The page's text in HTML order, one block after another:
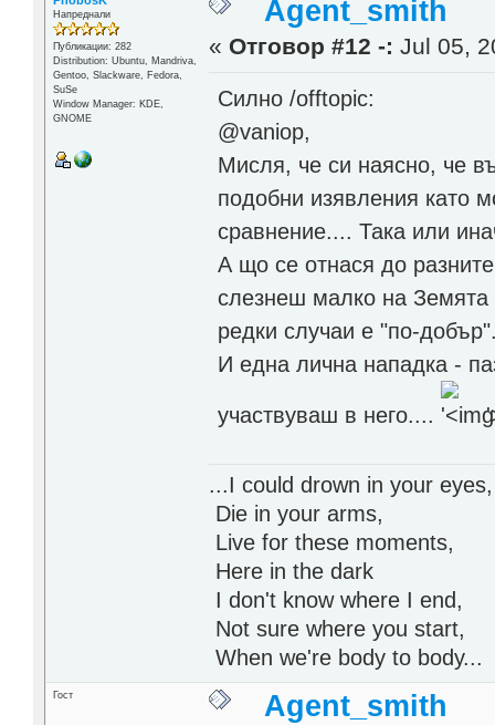
Напреднали
Публикации: 282
Distribution: Ubuntu, Mandriva,
Gentoo, Slackware, Fedora,
SuSe
Window Manager: KDE,
GNOME
Agent_smith
« Отговор #12 -: Jul 05,
Силно /offtopic:
@vaniop,
Мисля, че си наясно, че
подобни изявления като
сравнение.... Така или
А що се отнася до
слезнеш малко на Земята
редки случаи е "по-
И една лична нападка -
участвуваш в него....
...I could drown in your eyes,
Die in your arms,
Live for these moments,
Here in the dark
I don't know where I end,
Not sure where you start,
When we're body to body...
Гост Agent_smith